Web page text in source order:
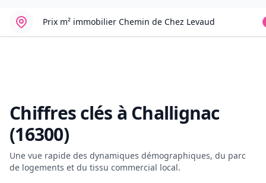
Prix m² immobilier Chemin de Chez Levaud
Chiffres clés à Challignac
(16300)
Une vue rapide des dynamiques démographiques, du parc
de logements et du tissu commercial local.